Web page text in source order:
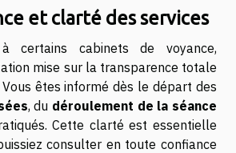
et clarté des services
à certains cabinets de voyance,
mise sur la transparence totale
êtes informé dès le départ des
, du déroulement de la séance
Cette clarté est essentielle
consulter en toute confiance